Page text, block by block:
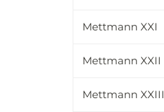
Mettmann XXI
Mettmann XXII
Mettmann XXIII